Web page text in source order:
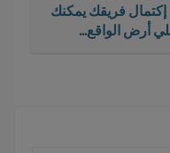
فريقك يمكنك
أرض الواقع...